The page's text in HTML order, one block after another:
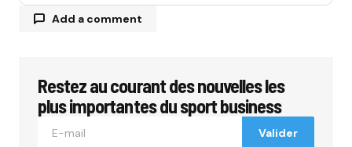
Add a comment
Votre adresse e-mail ne sera pas publiée.Les
champs obligatoires sont indiqués avec*
Restez au courant des nouvelles les
plus importantes du sport business
Valider